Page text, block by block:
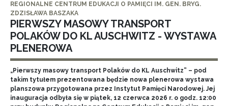
REGIONALNE CENTRUM EDUKACJI O PAMIĘCI IM. GEN. BRYG.
ZDZISŁAWA BASZAKA
PIERWSZY MASOWY TRANSPORT
POLAKÓW DO KL AUSCHWITZ - WYSTAWA
PLENEROWA
„Pierwszy masowy transport Polaków do KL Auschwitz” – pod
takim tytułem prezentowana będzie nowa plenerowa wystawa
planszowa przygotowana przez Instytut Pamięci Narodowej. Jej
inauguracja odbyła się w piątek, 12 czerwca 2026 r. o godz. 12:00